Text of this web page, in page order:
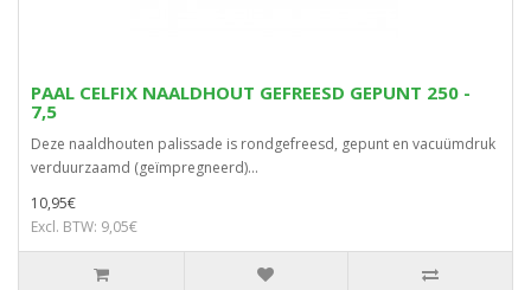
PAAL CELFIX NAALDHOUT GEFREESD GEPUNT 250 -
7,5
Deze naaldhouten palissade is rondgefreesd, gepunt en vacuümdruk
verduurzaamd (geïmpregneerd)...
10,95€
Excl. BTW: 9,05€